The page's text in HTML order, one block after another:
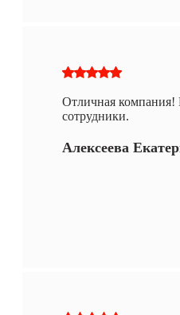
Отличная компания!
сотрудники.
Алексеева